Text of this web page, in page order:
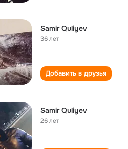
Samir Quliyev
36 лет
Добавить в друзья
Samir Quliyev
26 лет